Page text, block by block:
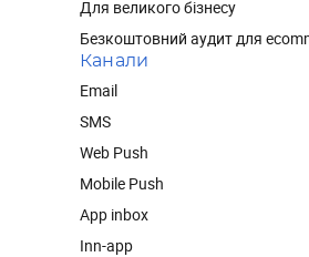
Для великого бізнесу
Безкоштовний аудит для
Канали
Email
SMS
Web Push
Mobile Push
App inbox
Inn-app